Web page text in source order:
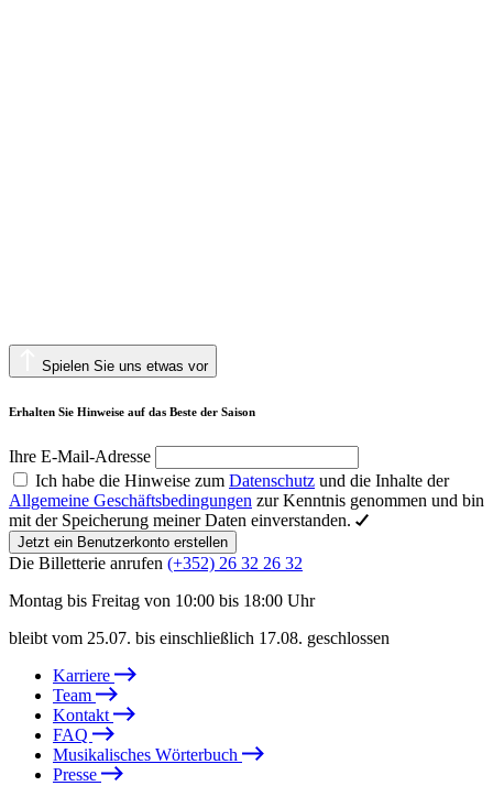
Spielen Sie uns etwas vor
Erhalten Sie Hinweise auf das Beste der Saison
Ihre E-Mail-Adresse
Ich habe die Hinweise zum Datenschutz und die Inhalte der
Allgemeine Geschäftsbedingungen zur Kenntnis genommen und bin
mit der Speicherung meiner Daten einverstanden.
Jetzt ein Benutzerkonto erstellen
Die Billetterie anrufen (+352) 26 32 26 32
Montag bis Freitag von 10:00 bis 18:00 Uhr
bleibt vom 25.07. bis einschließlich 17.08. geschlossen
Karriere
Team
Kontakt
FAQ
Musikalisches Wörterbuch
Presse